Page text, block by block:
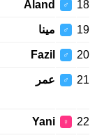
18
♂
Aland
19
♂ مينا
20
♂
Fazil
21
♂ عمر
22
♀
Yani